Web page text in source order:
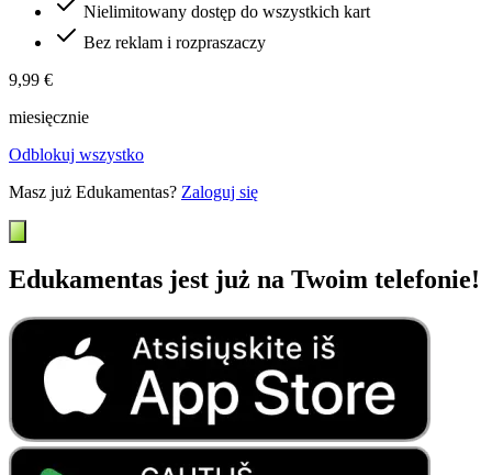
Nielimitowany dostęp do wszystkich kart
Bez reklam i rozpraszaczy
9,99 €
miesięcznie
Odblokuj wszystko
Masz już Edukamentas? Zaloguj się
Edukamentas jest już na Twoim telefonie!